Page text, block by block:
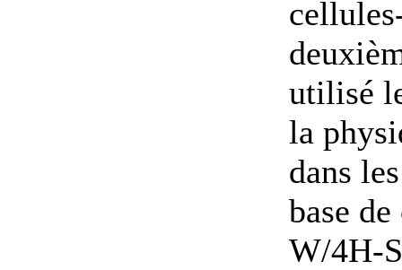
utilisé
la
dans
base
W/4H-